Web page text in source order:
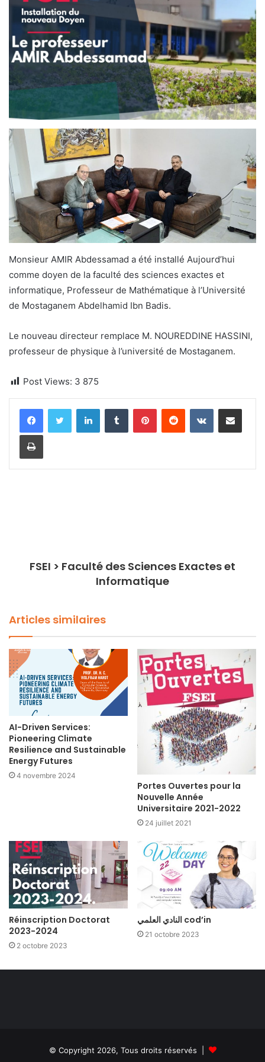
Monsieur AMIR Abdessamad a été installé Aujourd’hui
comme doyen de la faculté des sciences exactes et
informatique, Professeur de Mathématique à l’Université
de Mostaganem Abdelhamid Ibn Badis.
Le nouveau directeur remplace M. NOUREDDINE HASSINI,
professeur de physique à l’université de Mostaganem.
Post Views: 3 875
LinkedinTumblr PinterestReddit VKontaktePartager par email
Imprimer
FSEI > Faculté des Sciences Exactes et
Informatique
Articles similaires
AI-Driven Services:
Pioneering Climate
Resilience and Sustainable
Energy Futures
4 novembre 2024
Portes Ouvertes pour la
Nouvelle Année
Universitaire 2021-2022
24 juillet 2021
Réinscription Doctorat
2023-2024
2 octobre 2023
النادي العلمي cod’in
21 octobre 2023
© Copyright 2026, Tous droits réservés |